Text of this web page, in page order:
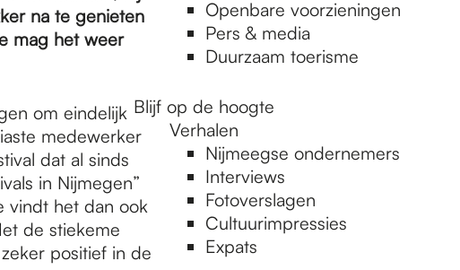
Openbare voorzieningen
Pers & media
Duurzaam toerisme
Blijf op de hoogte
Verhalen
Nijmeegse ondernemers
Interviews
Fotoverslagen
Cultuurimpressies
Expats
na te genieten
mag het weer
om eindelijk
medewerker
dat al sinds
in Nijmegen”
vindt het dan ook
de stiekeme
positief in de